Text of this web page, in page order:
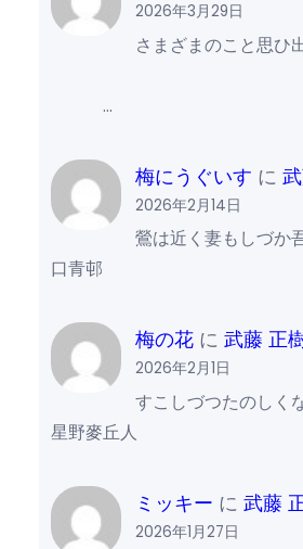
2026年3月29日
さまざまのこと思ひ
…
梅にうぐいす に
2026年2月14日
鶯は近く妻もしづ
口青邨
梅の花 に武藤 正
2026年2月1日
すこしづつたのしく
星野麥丘人
ミッキー に武藤
2026年1月27日